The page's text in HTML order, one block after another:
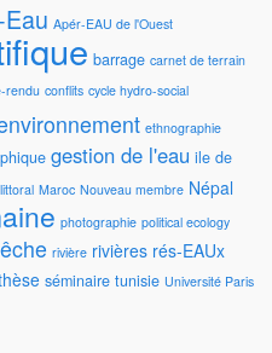
Apér-EAU de l'Ouest
barrage carnet de terrain
rendu conflits cycle hydro-social
ethnographie
gestion de l'eau ile de
littoral Maroc Nouveau membre Népal
photographie political ecology
rivière rivières rés-EAUx
séminaire tunisie Université Paris